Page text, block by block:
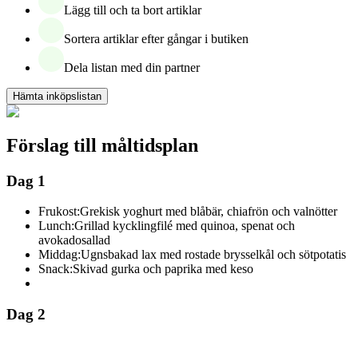
Lägg till och ta bort artiklar
Sortera artiklar efter gångar i butiken
Dela listan med din partner
Hämta inköpslistan
Förslag till måltidsplan
Dag 1
Frukost:Grekisk yoghurt med blåbär, chiafrön och valnötter
Lunch:Grillad kycklingfilé med quinoa, spenat och
avokadosallad
Middag:Ugnsbakad lax med rostade brysselkål och sötpotatis
Snack:Skivad gurka och paprika med keso
Dag 2